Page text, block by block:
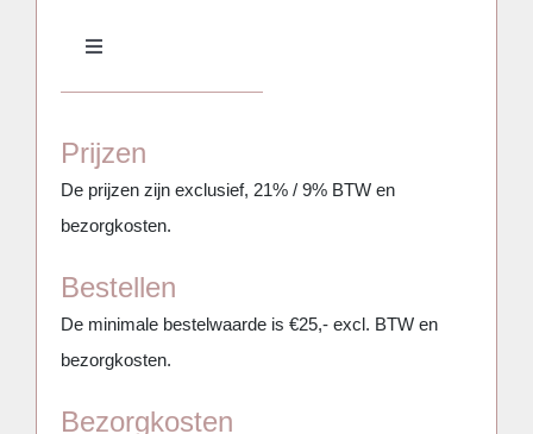
Toggle
Aankleding & Decoratie
Bars, Koelkasten & Koelingen
Prijzen
De prijzen zijn exclusief, 21% / 9% BTW en
bezorgkosten.
Bestellen
De minimale bestelwaarde is €25,- excl. BTW en
bezorgkosten.
Bezorgkosten